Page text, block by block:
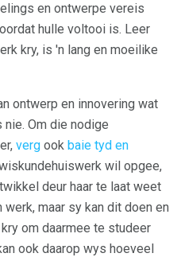
en ontwerpe vereis
hulle voltooi is. Leer
kry, is 'n lang en moeilike
ontwerp en innovering wat
Om die nodige
verg ook baie tyd en
wil opgee,
deur haar te laat weet
maar sy kan dit doen en
om daarmee te studeer
ook daarop wys hoeveel